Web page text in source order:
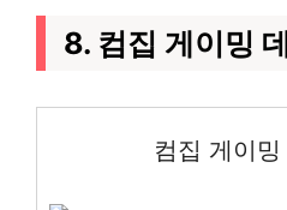
8. 컴집 게이밍
컴집 게이